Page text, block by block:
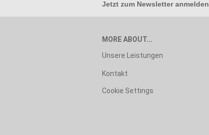
Jetzt zum Newsletter anmelden
MORE ABOUT...
Unsere Leistungen
Kontakt
Cookie Settings